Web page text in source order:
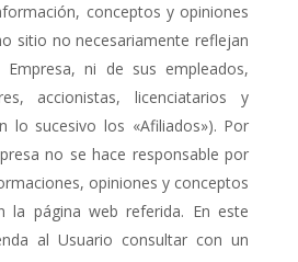
conceptos y opiniones
sitio no necesariamente reflejan
ni de sus empleados,
accionistas, licenciatarios y
lo sucesivo los «Afiliados»). Por
no se hace responsable por
opiniones y conceptos
la página web referida. En este
al Usuario consultar con un